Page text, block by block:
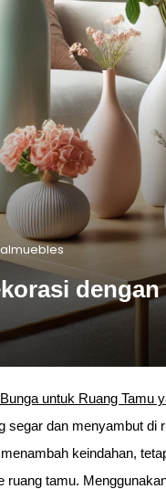
untuk Ruang Tamu
segar dan menyambut di
keindahan,
ruang tamu.